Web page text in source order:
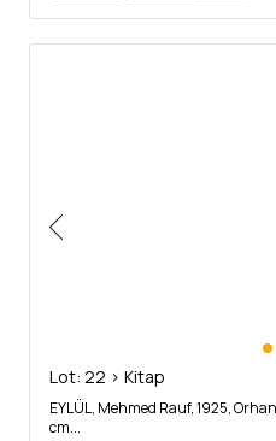
Lot: 22 > Kitap
EYLÜL, Mehmed Rauf, 1925,
cm...